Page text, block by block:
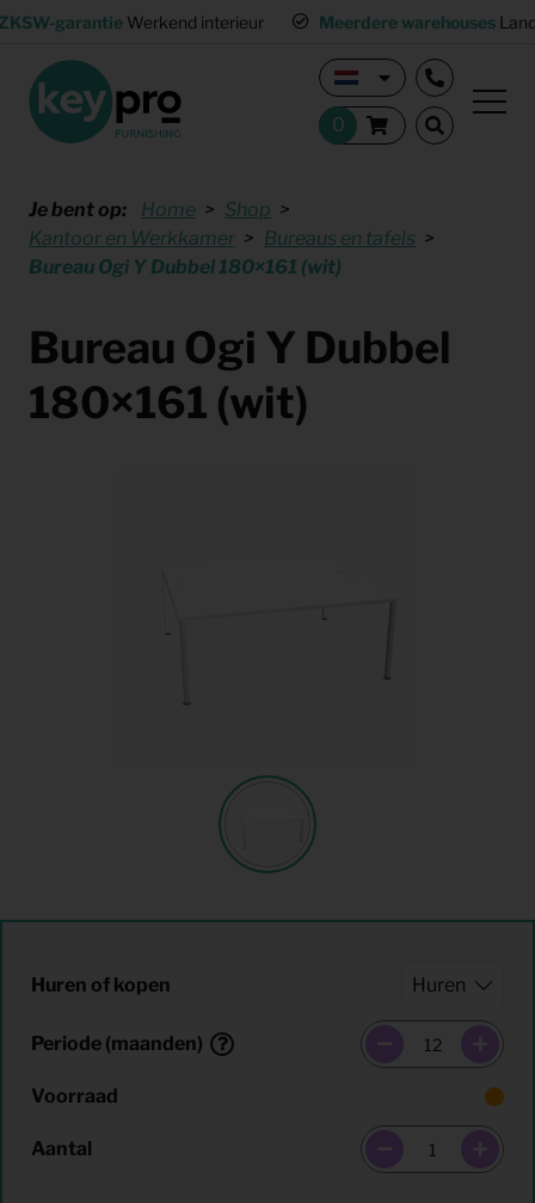
garantie Werkend interieur Meerdere warehouses
Je bent op: Home
Shop
Kantoor en Werkkamer
Bureaus en tafels
Bureau Ogi Y Dubbel 180×161 (wit)
Bureau Ogi Y Dubbel
180×161 (wit)
Huren of kopen
Periode (maanden)
Voorraad
Aantal